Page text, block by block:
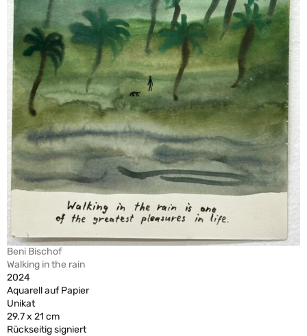
Beni Bischof
Walking in the rain
2024
Aquarell auf Papier
Unikat
29.7 x 21 cm
Rückseitig signiert